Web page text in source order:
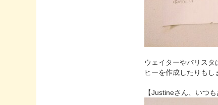
ウェイターやバリス
ヒーを作成したりもし
【Justineさん、いつ